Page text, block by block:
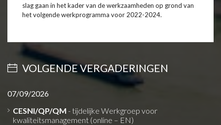
slag gaan in het kader van de werkzaamheden op grond van
het volgende werkprogramma voor 2022-2024.
VOLGENDE VERGADERINGEN
07/09/2026
CESNI/QP/QM - tijdelijke Werkgroep voor
kwaliteitsmanagement (online – EN)